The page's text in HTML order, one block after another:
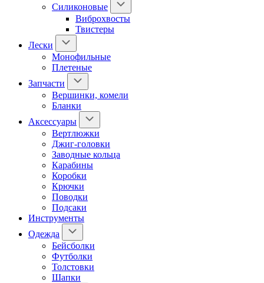
Силиконовые
Виброхвосты
Твистеры
Лески
Монофильные
Плетеные
Запчасти
Вершинки, комели
Бланки
Аксессуары
Вертлюжки
Джиг-головки
Заводные кольца
Карабины
Коробки
Крючки
Поводки
Подсаки
Инструменты
Одежда
Бейсболки
Футболки
Толстовки
Шапки